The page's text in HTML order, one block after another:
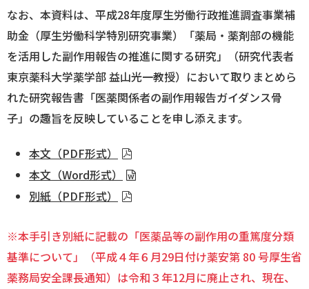
なお、本資料は、平成28年度厚生労働行政推進調査事業補
助金（厚生労働科学特別研究事業）「薬局・薬剤部の機能
を活用した副作用報告の推進に関する研究」（研究代表者
東京薬科大学薬学部 益山光一教授）において取りまとめら
れた研究報告書「医薬関係者の副作用報告ガイダンス骨
子」の趣旨を反映していることを申し添えます。
本文（PDF形式）
本文（Word形式）
別紙（PDF形式）
※本手引き別紙に記載の「医薬品等の副作用の重篤度分類
基準について」（平成４年６月29日付け薬安第 80 号厚生省
薬務局安全課長通知）は令和３年12月に廃止され、現在、